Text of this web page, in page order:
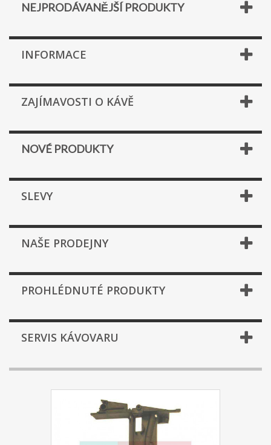
NEJPRODÁVANĚJŠÍ PRODUKTY
INFORMACE
ZAJÍMAVOSTI O KÁVĚ
NOVÉ PRODUKTY
SLEVY
NAŠE PRODEJNY
PROHLÉDNUTÉ PRODUKTY
SERVIS KÁVOVARU